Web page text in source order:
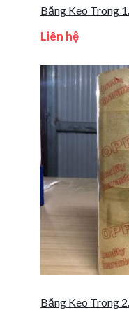
Băng Keo Trong
Liên hệ
Băng Keo Trong